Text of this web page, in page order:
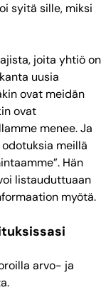
syitä sille, miksi
joita yhtiö on
uusia
ovat meidän
ovat
menee. Ja
meillä
Hän
listauduttuaan
myötä.
arvo- ja